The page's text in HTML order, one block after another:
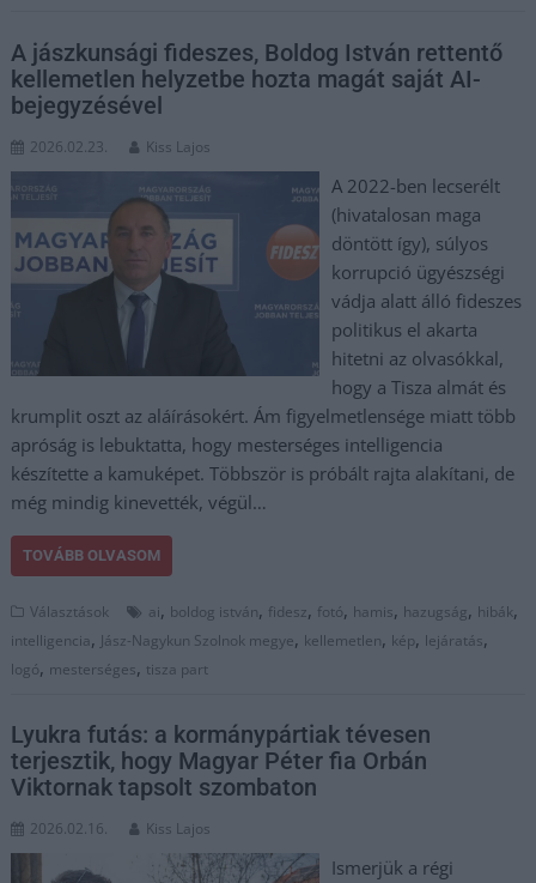
A jászkunsági fideszes, Boldog István rettentő
kellemetlen helyzetbe hozta magát saját AI-
bejegyzésével
2026.02.23. Kiss Lajos
A 2022-ben lecserélt
(hivatalosan maga
döntött így), súlyos
korrupció ügyészségi
vádja alatt álló fideszes
politikus el akarta
hitetni az olvasókkal,
hogy a Tisza almát és
krumplit oszt az aláírásokért. Ám figyelmetlensége miatt több
apróság is lebuktatta, hogy mesterséges intelligencia
készítette a kamuképet. Többször is próbált rajta alakítani, de
még mindig kinevették, végül…
TOVÁBB OLVASOM
Választások ai, boldog istván, fidesz, fotó, hamis, hazugság, hibák,
intelligencia, Jász-Nagykun Szolnok megye, kellemetlen, kép, lejáratás,
logó, mesterséges, tisza part
Lyukra futás: a kormánypártiak tévesen
terjesztik, hogy Magyar Péter fia Orbán
Viktornak tapsolt szombaton
2026.02.16. Kiss Lajos
Ismerjük a régi